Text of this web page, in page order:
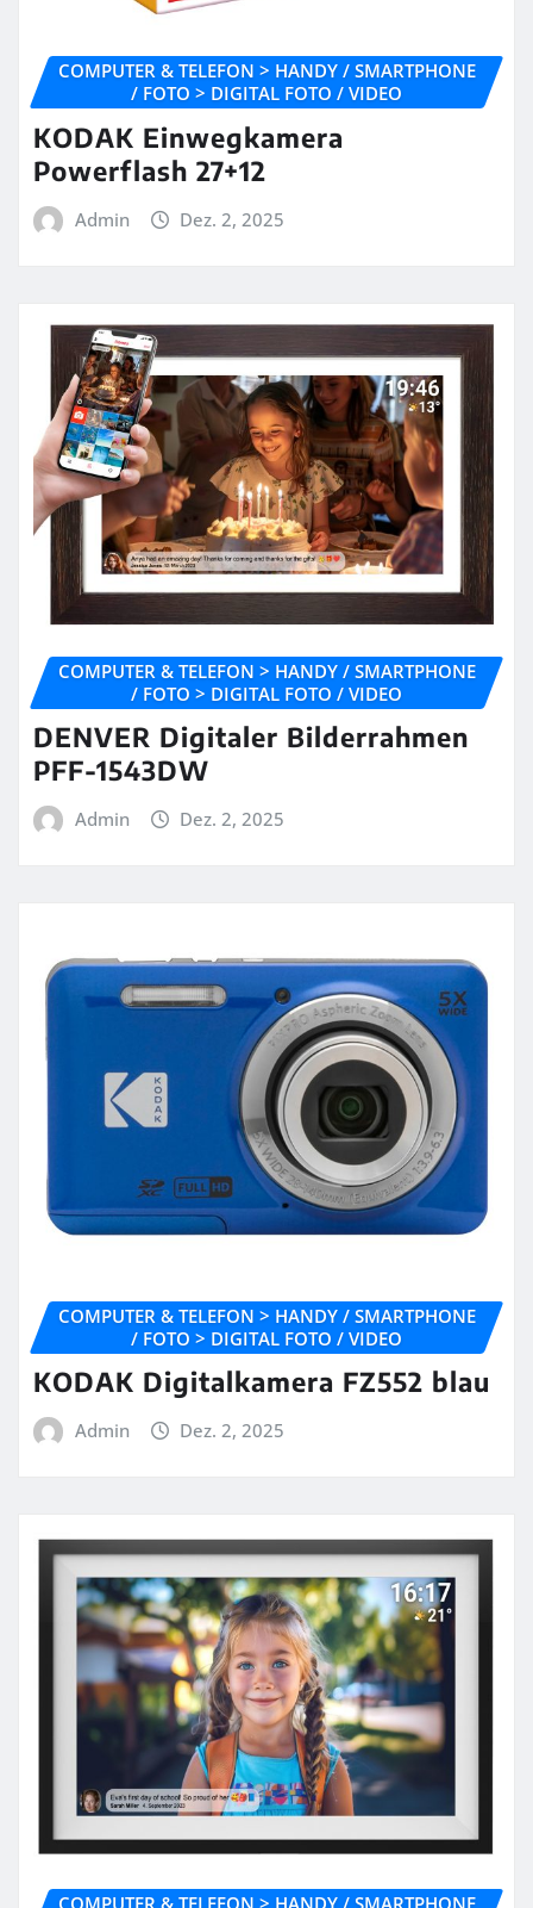
COMPUTER & TELEFON > HANDY / SMARTPHONE
/ FOTO > DIGITAL FOTO / VIDEO
KODAK Einwegkamera
Powerflash 27+12
Admin Dez. 2, 2025
COMPUTER & TELEFON > HANDY / SMARTPHONE
/ FOTO > DIGITAL FOTO / VIDEO
DENVER Digitaler Bilderrahmen
PFF-1543DW
Admin Dez. 2, 2025
COMPUTER & TELEFON > HANDY / SMARTPHONE
/ FOTO > DIGITAL FOTO / VIDEO
KODAK Digitalkamera FZ552 blau
Admin Dez. 2, 2025
COMPUTER & TELEFON > HANDY / SMARTPHONE